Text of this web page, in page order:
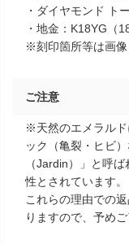
・ダイヤモンド ト
・地金：K18YG（
※刻印箇所等は画像
ご注意
※天然のエメラルド
ック（亀裂・ヒビ
（Jardin）」と呼
性とされています。
これらの理由での
りますので、予め